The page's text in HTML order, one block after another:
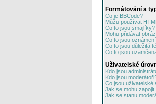
Formátování a
Co je BBCode?
Můžu používat
Co to jsou smajlíky?
Mohu přidávat
Co to jsou
Co to jsou důležitá
Co to jsou
Uživatelské
Kdo jsou
Kdo jsou
Co jsou uživatelské
Jak se mohu
Jak se stanu